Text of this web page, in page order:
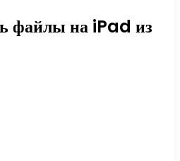
файлы на iPad из